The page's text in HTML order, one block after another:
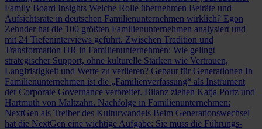
Family Board Insights Welche Rolle übernehmen Beiräte und
Aufsichtsräte in deutschen Familienunternehmen wirklich? Egon
Zehnder hat die 100 größten Familienunternehmen analysiert und
mit 24 Tiefeninterviews geführt. Zwischen Tradition und
Transformation HR in Familienunternehmen: Wie gelingt
strategischer Support, ohne kulturelle Stärken wie Vertrauen,
Langfristigkeit und Werte zu verlieren? Gebaut für Generationen In
Familienunternehmen ist die „Familienverfassung“ als Instrument
der Corporate Governance verbreitet. Bilanz ziehen Katja Portz und
Hartmuth von Maltzahn. Nachfolge in Familienunternehmen:
NextGen als Treiber des Kulturwandels Beim Generationswechsel
hat die NextGen eine wichtige Aufgabe: Sie muss die Führungs-